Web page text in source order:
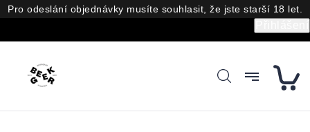
Přejít
na
Pro odeslání objednávky musíte souhlasit, že jste starší 18 let.